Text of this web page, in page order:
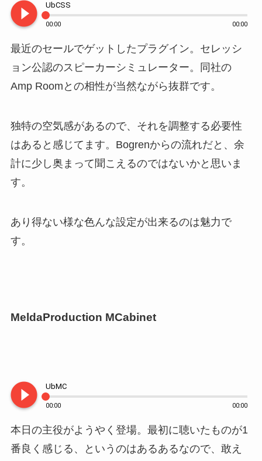
play_circle_filled UbCSS
00:00 00:00
最近のセールでゲットしたプラグイン。セレッシ
ョン公認のスピーカーシミュレーター。同社の
Amp Roomとの相性が当然ながら抜群です。
独特の空気感があるので、それを調整する必要性
はあると感じてます。Bogrenからの流れだと、余
計に少し奥まって聞こえるのではないかと思いま
す。
あり得ない様な色んな設定が出来るのは魅力で
す。
MeldaProduction MCabinet
play_circle_filled UbMC
00:00 00:00
本日の主役がようやく登場。最初に聴いたものが1
番良く感じる、というのはあるあるなので、敢え